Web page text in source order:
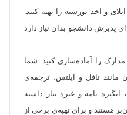
و اخذ بورسیه را تهیه کنید.
پذیرش دانشجو بدان نیاز دارد
را آماده‌سازی کنید. شما
تافل و آیلتس، ترجمه‌ی
نامه و غیره نیاز داشته
هستند و برای تهیه‌ی برخی از